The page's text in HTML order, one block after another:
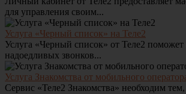
для управления своим...
Услуга «Черный список» на Теле2
Услуга «Черный список» от Теле2 поможет
надоедливых звонков...
Услуга Знакомства от мобильного
Сервис «Теле2 Знакомства» необходим